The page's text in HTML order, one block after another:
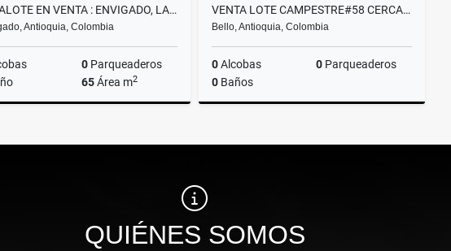
CASALOTE EN VENTA : ENVIGADO, LA SEBASTIANA
Antioquia, Colombia
0 Parqueaderos
65Área m2
$430.000.000
VENTA LOTE CAMPESTRE#58 CERCA A MEDELLÍN, VISTA PANORÁMICA SIN PEAJE
Bello, Antioquia, Colombia
0Alcobas 0 Parqueaderos
0 Baños
$382.480.000
QUIÉNES SOMOS